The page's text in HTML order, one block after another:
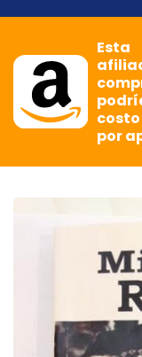
Esta
por